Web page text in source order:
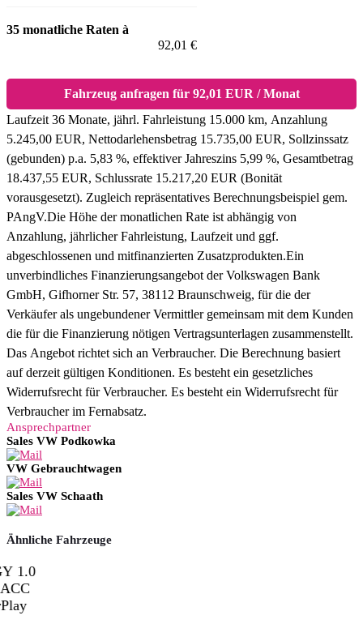
35 monatliche Raten à
92,01 €
Fahrzeug anfragen für 92,01 EUR / Monat
Laufzeit 36 Monate, jährl. Fahrleistung 15.000 km, Anzahlung
5.245,00 EUR, Nettodarlehensbetrag 15.735,00 EUR, Sollzinssatz
(gebunden) p.a. 5,83 %, effektiver Jahreszins 5,99 %, Gesamtbetrag
18.437,55 EUR, Schlussrate 15.217,20 EUR (Bonität
vorausgesetzt). Zugleich repräsentatives Berechnungsbeispiel gem.
PAngV.Die Höhe der monatlichen Rate ist abhängig von
Anzahlung, jährlicher Fahrleistung, Laufzeit und ggf.
abgeschlossenen und mitfinanzierten Zusatzprodukten.Ein
unverbindliches Finanzierungsangebot der Volkswagen Bank
GmbH, Gifhorner Str. 57, 38112 Braunschweig, für die der
Verkäufer als ungebundener Vermittler gemeinsam mit dem Kunden
die für die Finanzierung nötigen Vertragsunterlagen zusammenstellt.
Das Angebot richtet sich an Verbraucher. Die Berechnung basiert
auf derzeit gültigen Konditionen. Es besteht ein gesetzliches
Widerrufsrecht für Verbraucher. Es besteht ein Widerrufsrecht für
Verbraucher im Fernabsatz.
Ansprechpartner
Sales VW Podkowka
VW Gebrauchtwagen
Sales VW Schaath
Ähnliche Fahrzeuge